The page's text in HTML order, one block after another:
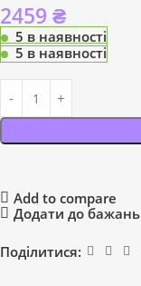
2459 ₴
5 в наявності
5 в наявності
Add to compare
Додати до бажань
Поділитися: